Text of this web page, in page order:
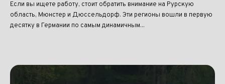
Если вы ищете работу, стоит обратить внимание на Рурскую
область, Мюнстер и Дюссельдорф. Эти регионы вошли в первую
десятку в Германии по самым динамичным...